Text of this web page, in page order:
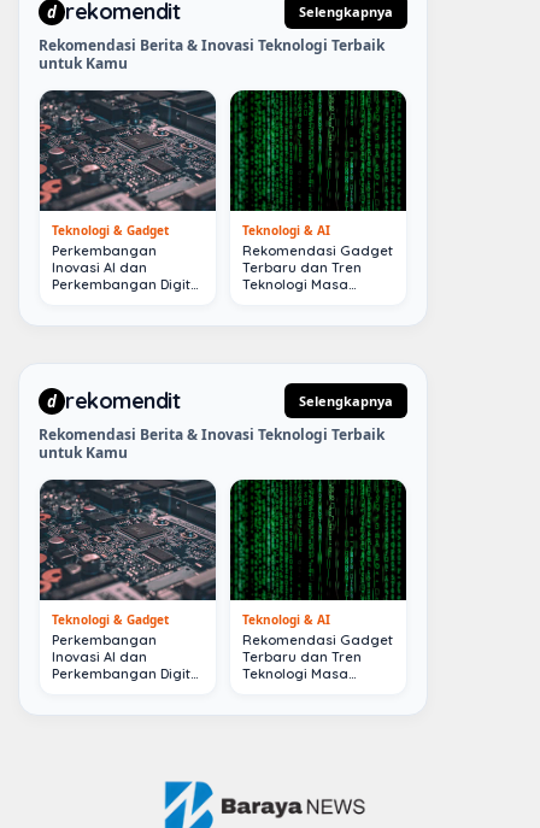
d rekomendit Selengkapnya
Rekomendasi Berita & Inovasi Teknologi Terbaik
untuk Kamu
Teknologi & Gadget
Perkembangan
Inovasi AI dan
Perkembangan Digital
Teknologi & AI
Rekomendasi Gadget
Terbaru dan Tren
Teknologi Masa
d rekomendit Selengkapnya
Rekomendasi Berita & Inovasi Teknologi Terbaik
untuk Kamu
Teknologi & Gadget
Perkembangan
Inovasi AI dan
Perkembangan Digital
Teknologi & AI
Rekomendasi Gadget
Terbaru dan Tren
Teknologi Masa